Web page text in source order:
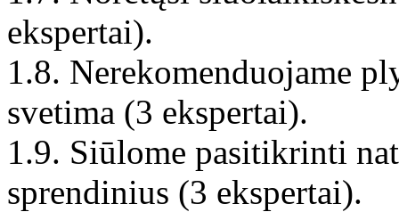
ekspertai).
1.8. Nerekomenduojame
svetima (3 ekspertai).
1.9. Siūlome pasitikrinti
sprendinius (3 ekspertai).